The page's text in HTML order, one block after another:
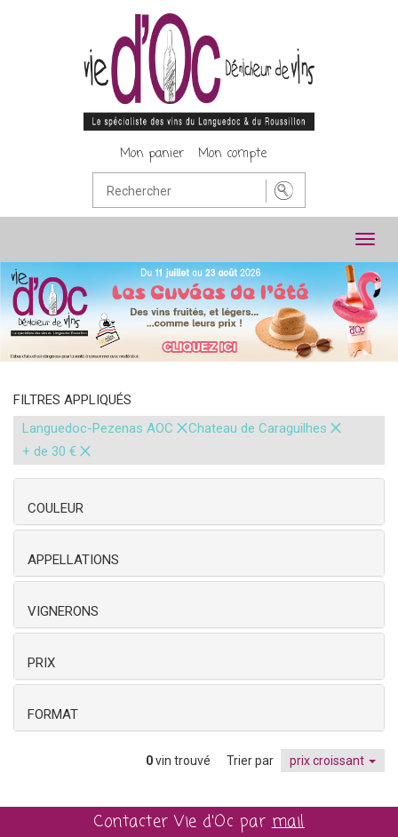
Mon panier Mon compte
FILTRES APPLIQUÉS
Languedoc-Pezenas AOC ×Chateau de Caraguilhes ×
+ de 30 € ×
COULEUR
APPELLATIONS
VIGNERONS
PRIX
FORMAT
0vin trouvé Trier par prix croissant
Contacter Vie d'Oc parmail